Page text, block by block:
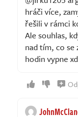
hráči více,
řešili v rámci
Ale souhlas,
nad tím, co
hodin vypne xd